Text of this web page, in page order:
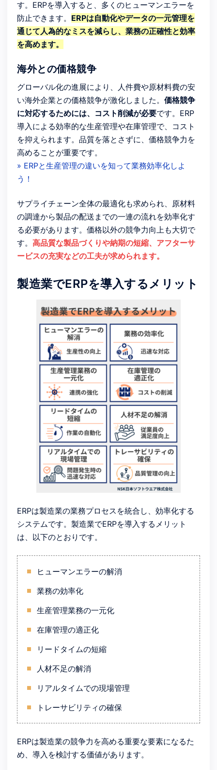
す。ERPを導入すると、多くのヒューマンエラーを
防止できます。 ERPは自動化やデータの一元管理を
通じて人為的なミスを減らし、業務の正確性と効率
を高めます。
海外との価格競争
グローバル化の進展により、人件費や原材料費の安
い海外企業との価格競争が激化しました。 価格競争
に対応するためには、コスト削減が必要です。ERP
導入による効率的な生産管理や在庫管理で、コスト
を抑えられます。品質を落とさずに、価格競争力を
高めることが重要です。
» ERPと生産管理の違いを知って業務効率化しよ
う！
サプライチェーン全体の最適化も求められ、原材料
の調達から製品の配送までの一連の流れを効率化す
る必要があります。価格以外の競争力向上も大切で
す。 高品質な製品づくりや納期の短縮、アフターサ
ービスの充実などの工夫が求められます。
製造業でERPを導入するメリット
ERPは製造業の業務プロセスを統合し、効率化する
システムです。製造業でERPを導入するメリット
は、以下のとおりです。
ヒューマンエラーの解消
業務の効率化
生産管理業務の一元化
在庫管理の適正化
リードタイムの短縮
人材不足の解消
リアルタイムでの現場管理
トレーサビリティの確保
ERPは製造業の競争力を高める重要な要素になるた
め、導入を検討する価値があります。